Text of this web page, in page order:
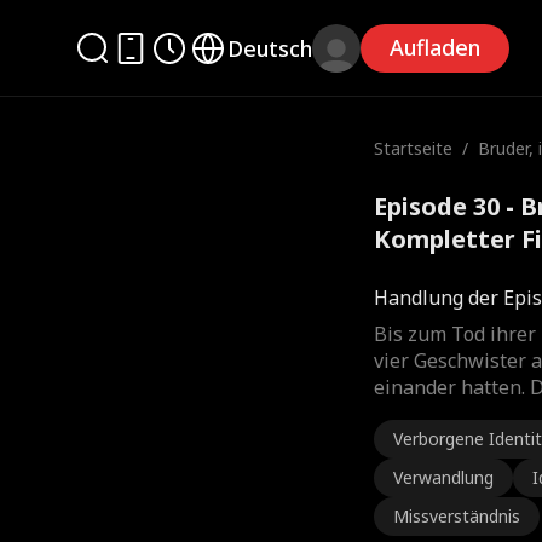
Deutsch Aufladen
Startseite / Bruder,
Episode 30 -
Kompletter
Handlung der
Bis zum Tod
vier Geschwister
einander hatten.
Verborgene
Verwandlung
Missverständnis